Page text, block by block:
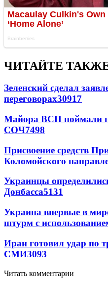
ЧИТАЙТЕ
Зеленский сделал
переговорах30917
Майора ВСП поймали
СОЧ7498
Присвоение средств
Коломойского
Украинцы
Донбасса5131
Украина впервые в
штурм с
Иран готовил удар по
СМИ3093
Читать комментарии